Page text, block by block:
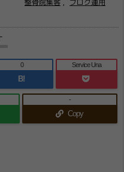
整骨院集客 , ブログ運用
B!
0 Service Una
Copy
-